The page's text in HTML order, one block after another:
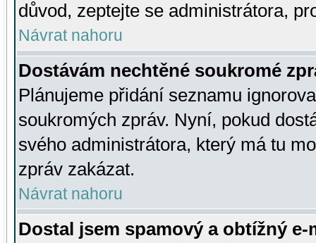
důvod, zeptejte se administrátora,
Návrat nahoru
Dostávám nechtěné soukromé
Plánujeme přidání seznamu
soukromých zpráv. Nyní, pokud
svého administrátora, který má tu
zpráv zakázat.
Návrat nahoru
Dostal jsem spamový a obtížný